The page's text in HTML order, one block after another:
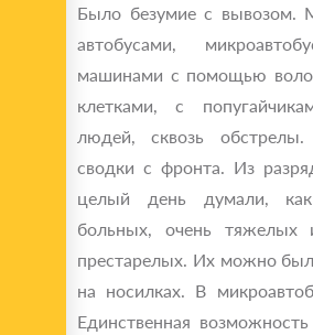
Было безумие с вывозом.
автобусами,
машинами с помощью
клетками, с
людей, сквозь
сводки с фронта. Из
целый день думали,
больных, очень тяжелых
престарелых. Их можно
на носилках. В
Единственная